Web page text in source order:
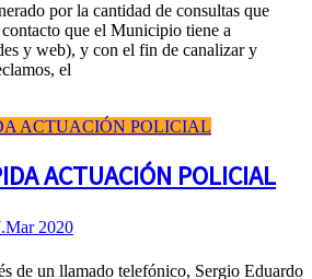
por la cantidad de consultas que
que el Municipio tiene a
y web), y con el fin de canalizar y
el
ACTUACIÓN POLICIAL
2020
de un llamado telefónico, Sergio Eduardo